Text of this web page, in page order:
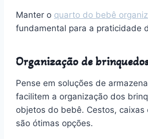
Manter o quarto do bebê
fundamental para a praticidade
Organização de
Pense em soluções de
facilitem a organização dos
objetos do bebê. Cestos, caixas
são ótimas opções.